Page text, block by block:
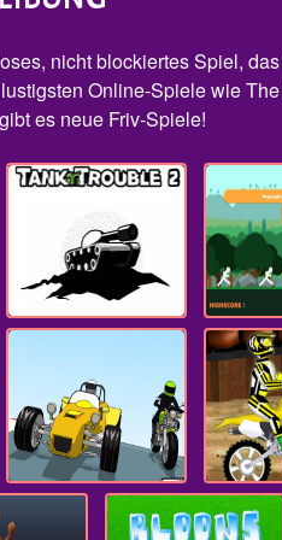
nicht blockiertes Spiel,
Online-Spiele wie
es neue Friv-Spiele!